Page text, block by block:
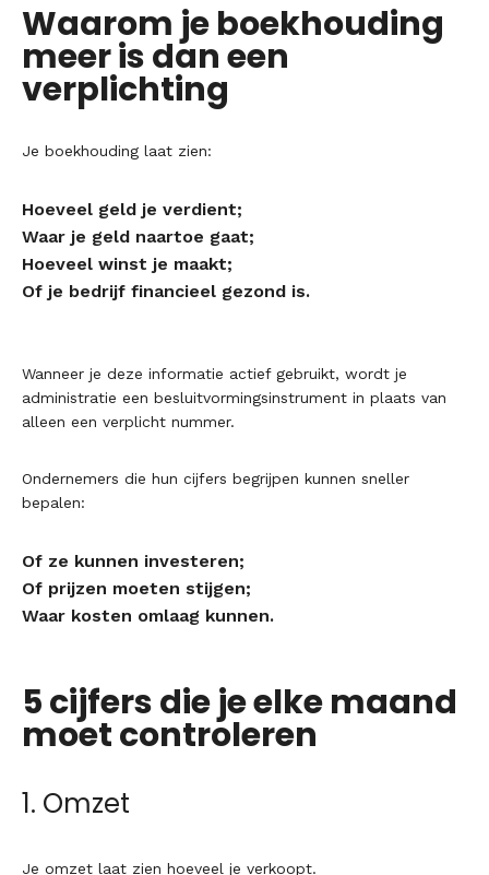
Waarom je boekhouding
meer is dan een
verplichting
Je boekhouding laat zien:
Hoeveel geld je verdient;
Waar je geld naartoe gaat;
Hoeveel winst je maakt;
Of je bedrijf financieel gezond is.
Wanneer je deze informatie actief gebruikt, wordt je
administratie een besluitvormingsinstrument in plaats van
alleen een verplicht nummer.
Ondernemers die hun cijfers begrijpen kunnen sneller
bepalen:
Of ze kunnen investeren;
Of prijzen moeten stijgen;
Waar kosten omlaag kunnen.
5 cijfers die je elke maand
moet controleren
1. Omzet
Je omzet laat zien hoeveel je verkoopt.